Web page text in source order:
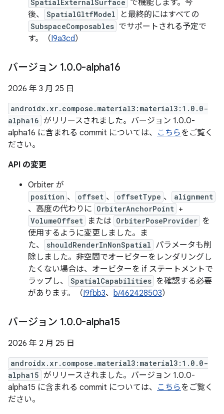
SpatialExternalSurface で機能します。今
後、
SpatialGltfModel と最終的にはすべての
SubspaceComposables でサポートされる予定で
す。（I9a3cd）
バージョン 1.0.0-alpha16
2026 年 3 月 25 日
androidx.xr.compose.material3:material3:1.0.0-
alpha16 がリリースされました。バージョン 1.0.0-
alpha16 に含まれる commit については、 こちらをご覧く
ださい。
API の変更
Orbiter が
position 、 offset 、 offsetType 、 alignment
、高度の代わりに OrbiterAnchorPoint +
VolumeOffset または OrbiterPoseProvider を
使用するように変更しました。ま
た、
shouldRenderInNonSpatial パラメータも削
除しました。非空間でオービターをレンダリングし
たくない場合は、オービターを if ステートメントで
ラップし、
SpatialCapabilities を確認する必要
があります。（I9fbb3、 b/462428503）
バージョン 1.0.0-alpha15
2026 年 2 月 25 日
androidx.xr.compose.material3:material3:1.0.0-
alpha15 がリリースされました。バージョン 1.0.0-
alpha15 に含まれる commit については、 こちらをご覧く
ださい。